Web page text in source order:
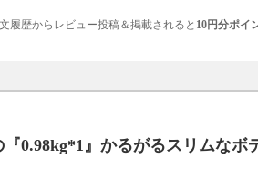
履歴からレビュー投稿＆掲載されると 10円分ポイ
0.98kg*1』かるがるスリムなボ